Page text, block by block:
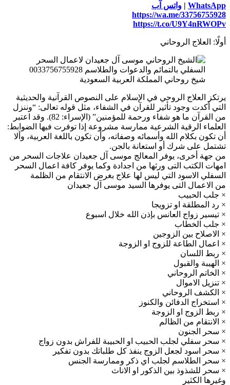
WhatsApp
| واتس آب
https://wa.me/33756755928
https://t.co/U9Y4nRWOPv
أولًا: العلاج الروحاني
شيخ روحاني المملكة العربية السعودية
يرتكز العلاج الروحي في الإسلام على النصوص القرآنية والحديثية
التي أكدت وجود تأثير للقرآن في الشفاء، مثل قوله تعالى: “وننزل
من القرآن ما هو شفاء ورحمة للمؤمنين” (الإسراء: 82). وقد اعتبر
العلماء الرقية الشرعية ممارسة مشروعة إذا توفرت فيها الضوابط:
أن تكون بكلام الله وأسمائه وصفاته، وأن تكون باللغة العربية، وألا
تشتمل على شرك أو استعانة بالجن.
من جهة أخرى، يوفر المعالج موسى آل جعيدان علاجات السحر من
امهات الكتب التى ورثها من اجدادة وكما يوفر كافة اعمال السحر
السفلي الاسود التي ليس لها علاج بغرض الانتقام من الظلمة
من الاعمال التى يوفرها السيد موسى آل جعيدان
× جلب الحبيب
× رد المطلقة او تزويجا
× تيسير زواج العانس بإذن الله خلال اسبوع
× جلب الخطاب
× الاصلاح بين الزوجين
× اعمال الطاعة للزوج او الزوجة
× ربط اللسان
× الهيبة والقبول
× الخاتم الروحاني
× تنزيل الاموال
× الكشف الروحاني
× استخراج الدفائن والكنوز
× ربط الزوج او الزوجة
× الانتقام من الظالم
× سحر الجنون
× سحر سفلي لجلب الحبيب او الحبيبة للفراش بدون زواج
× سحر اسود لجعل الزوج ينفذ كل طلباتك بدون تفكير
× سحر الطلاسم لجلب اي ذكر وممارسة الجنس
× سحر للشذوذ بين الذكور او الاناث
وغيرها الكثير